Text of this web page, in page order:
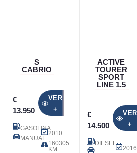
S
CABRIO
€
13.950
VER
+
GASOLINA
MANUAL
2010
160305
KM
ACTIVE
TOURER
SPORT
LINE 1.5
€
14.500
VER
+
DIESEL
2016